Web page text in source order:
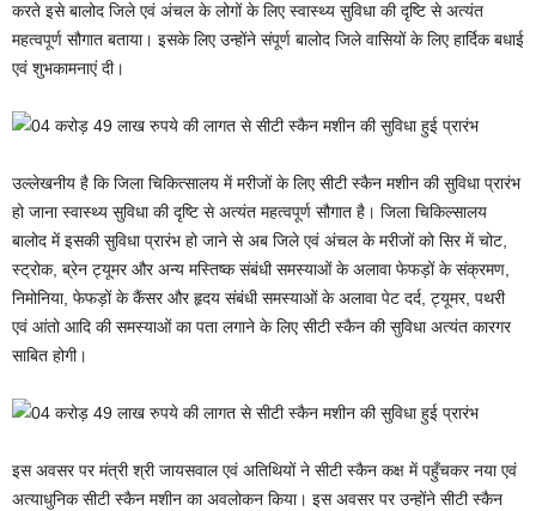
करते इसे बालोद जिले एवं अंचल के लोगों के लिए स्वास्थ्य सुविधा की दृष्टि से अत्यंत
महत्वपूर्ण सौगात बताया। इसके लिए उन्होंने संपूर्ण बालोद जिले वासियों के लिए हार्दिक बधाई
एवं शुभकामनाएं दी।
उल्लेखनीय है कि जिला चिकित्सालय में मरीजों के लिए सीटी स्कैन मशीन की सुविधा प्रारंभ
हो जाना स्वास्थ्य सुविधा की दृष्टि से अत्यंत महत्वपूर्ण सौगात है। जिला चिकिल्सालय
बालोद में इसकी सुविधा प्रारंभ हो जाने से अब जिले एवं अंचल के मरीजों को सिर में चोट,
स्ट्रोक, ब्रेन ट्यूमर और अन्य मस्तिष्क संबंधी समस्याओं के अलावा फेफड़ों के संक्रमण,
निमोनिया, फेफड़ों के कैंसर और हृदय संबंधी समस्याओं के अलावा पेट दर्द, ट्यूमर, पथरी
एवं आंतो आदि की समस्याओं का पता लगाने के लिए सीटी स्कैन की सुविधा अत्यंत कारगर
साबित होगी।
इस अवसर पर मंत्री श्री जायसवाल एवं अतिथियों ने सीटी स्कैन कक्ष में पहुँचकर नया एवं
अत्याधुनिक सीटी स्कैन मशीन का अवलोकन किया। इस अवसर पर उन्होंने सीटी स्कैन